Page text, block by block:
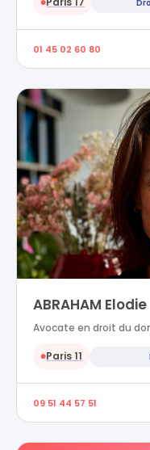
●
01 45 02 60 80
ABRAHAM Elodie
Avocate en droit du
●Paris 11
09 51 44 57 51